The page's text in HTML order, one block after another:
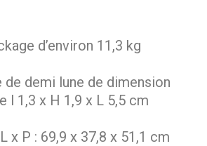
d’environ 11,3 kg
de demi lune de dimension
l 1,3 x H 1,9 x L 5,5 cm
x P : 69,9 x 37,8 x 51,1 cm